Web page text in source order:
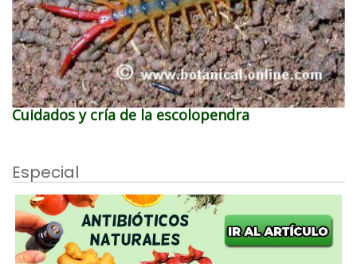
Cuidados y cría de la escolopendra
Especial